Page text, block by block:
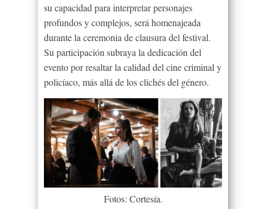
su capacidad para interpretar personajes
profundos y complejos, será homenajeada
durante la ceremonia de clausura del festival.
Su participación subraya la dedicación del
evento por resaltar la calidad del cine criminal y
policíaco, más allá de los clichés del género.
Fotos: Cortesía.